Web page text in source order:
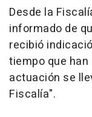
Desde la
informado de
recibió
tiempo que
actuación se
Fiscalía".